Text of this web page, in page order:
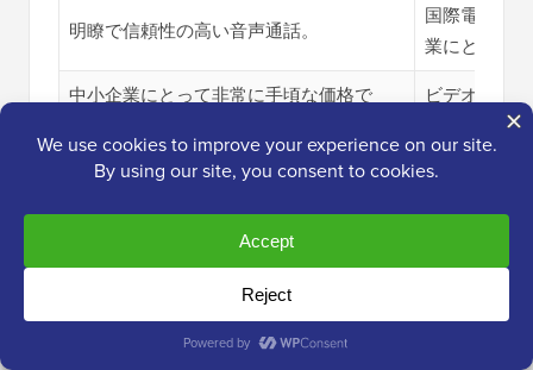
明瞭で信頼性の高い音声通話。
国際電話の
業にとって
中小企業にとって非常に手頃な価格で
ビデオ会議
一時的な問
電話通話からビデオ会議、ミーティング
通話を適切な担当者にルーティングしま
通話インターフェースは、通常のZoomア